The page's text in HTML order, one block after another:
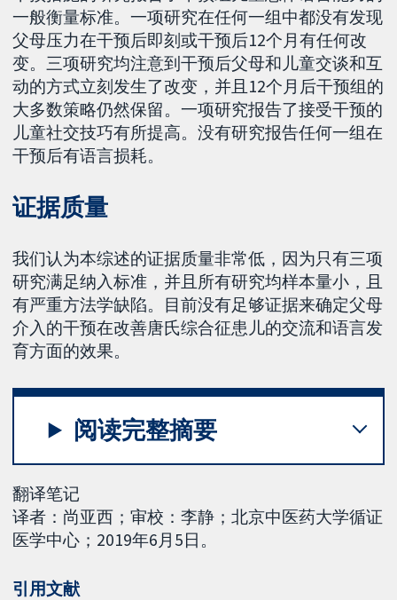
一般衡量标准。一项研究在任何一组中都没有发现
父母压力在干预后即刻或干预后12个月有任何改
变。三项研究均注意到干预后父母和儿童交谈和互
动的方式立刻发生了改变，并且12个月后干预组的
大多数策略仍然保留。一项研究报告了接受干预的
儿童社交技巧有所提高。没有研究报告任何一组在
干预后有语言损耗。
证据质量
我们认为本综述的证据质量非常低，因为只有三项
研究满足纳入标准，并且所有研究均样本量小，且
有严重方法学缺陷。目前没有足够证据来确定父母
介入的干预在改善唐氏综合征患儿的交流和语言发
育方面的效果。
阅读完整摘要
翻译笔记
译者：尚亚西；审校：李静；北京中医药大学循证
医学中心；2019年6月5日。
引用文献